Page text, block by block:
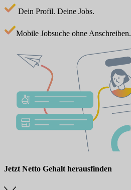
Dein Profil. Deine Jobs.
Mobile Jobsuche ohne Anschreiben.
Jetzt Netto Gehalt herausfinden